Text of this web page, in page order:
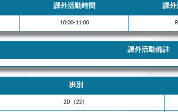
課外活動時間 課外
10:00-11:00
課外活動備註
班別
2D（22）